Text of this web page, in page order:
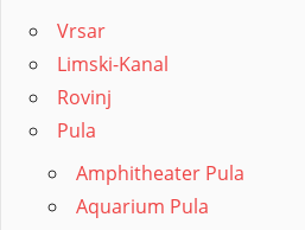
Vrsar
Limski-Kanal
Rovinj
Pula
Amphitheater Pula
Aquarium Pula